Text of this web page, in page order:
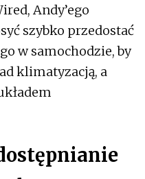
Andy’ego
szybko przedostać
w samochodzie, by
klimatyzacją, a